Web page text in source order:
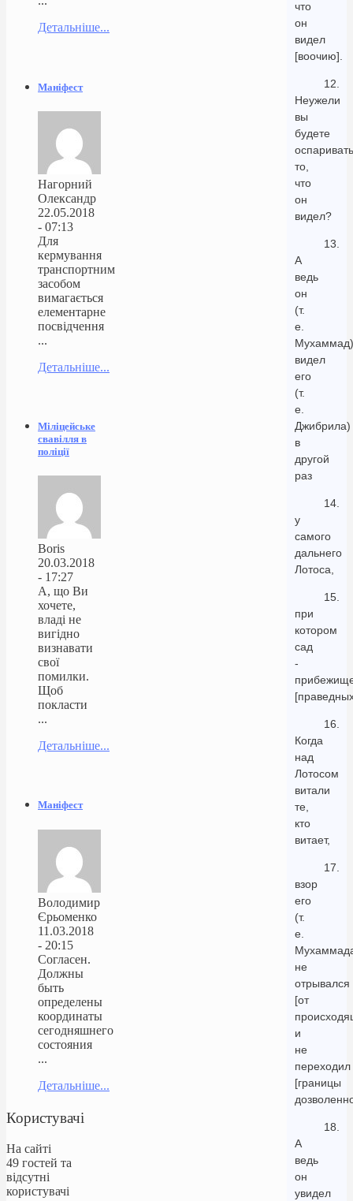
что
он
видел
[воочию].
12.
Неужели
вы
будете
оспаривать
то,
что
он
видел?
13.
А
ведь
он
(т.
е.
Мухаммад)
видел
его
(т.
е.
Джибрила)
в
другой
раз
14.
у
самого
дальнего
Лотоса,
15.
при
котором
сад
-
16.
Когда
над
Лотосом
витали
те,
кто
витает,
17.
взор
его
(т.
е.
не
отрывался
[от
и
не
переходил
[границы
18.
А
ведь
он
увидел
Детальніше...
Маніфест
Нагорний
Олександр
22.05.2018
- 07:13
Для
кермування
транспортним
засобом
вимагається
елементарне
посвідчення
...
Детальніше...
Міліцейське
свавілля в
поліції
Boris
20.03.2018
- 17:27
А, що Ви
хочете,
владі не
вигідно
визнавати
свої
помилки.
Щоб
покласти
...
Детальніше...
Маніфест
Володимир
Єрьоменко
11.03.2018
- 20:15
Согласен.
Должны
быть
определены
координаты
сегодняшнего
состояния
...
Детальніше...
Користувачі
На сайті
49 гостей та
відсутні
користувачі